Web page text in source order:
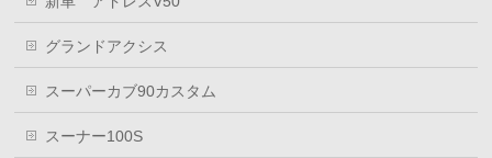
グランドアクシス
スーパーカブ90カスタム
スーナー100S